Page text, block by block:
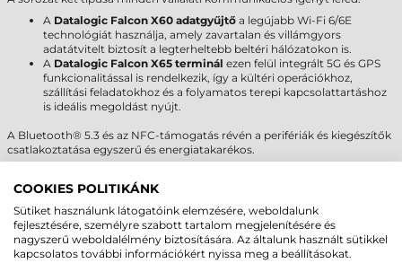
A Datalogic Falcon X60 adatgyűjtő a legújabb Wi-Fi 6/6E
technológiát használja, amely zavartalan és villámgyors
adatátvitelt biztosít a legterheltebb beltéri hálózatokon is.
A Datalogic Falcon X65 terminál ezen felül integrált 5G és GPS
funkcionalitással is rendelkezik, így a kültéri operációkhoz,
szállítási feladatokhoz és a folyamatos terepi kapcsolattartáshoz
is ideális megoldást nyújt.
A Bluetooth® 5.3 és az NFC-támogatás révén a perifériák és kiegészítők
csatlakoztatása egyszerű és energiatakarékos.
ZERO DOWNTIME ÉS INTELLIGENS
FLOTTAKEZELÉS
A Datalogic Falcon X60, X65 adatgyűjtő támogatja mind a vezetékes,
mind az érintésmentes (vezeték nélküli) töltést. Utóbbi megszünteti a
töltőtüskék kopását és szennyeződését, ami az egyik leggyakoribb oka
COOKIES POLITIKÁNK
Sütiket használunk látogatóink elemzésére, weboldalunk
fejlesztésére, személyre szabott tartalom megjelenítésére és
nagyszerű weboldalélmény biztosítására. Az általunk használt sütikkel
kapcsolatos további információkért nyissa meg a beállításokat.